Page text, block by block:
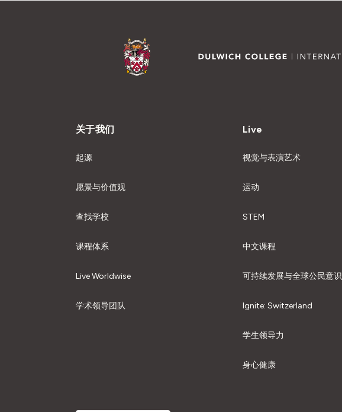
关于我们
起源
愿景与价值观
查找学校
课程体系
Live Worldwise
学术领导团队
Live
视觉与表演艺术
运动
STEM
中文课程
可持续发展与全球公民意识
Ignite: Switzerland
学生领导力
身心健康